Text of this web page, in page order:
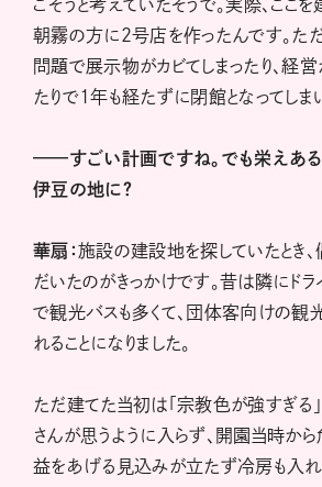
ごそうと考えていたそうで。実際、ここ
朝霧の方に2号店を作ったんです。た
問題で展示物がカビてしまったり、経営
たりで1年も経たずに閉館となってしま
——すごい計画ですね。でも栄えあ
伊豆の地に？
華扇：施設の建設地を探していたとき
だいたのがきっかけです。昔は隣にドラ
で観光バスも多くて、団体客向けの観
れることになりました。
ただ建てた当初は「宗教色が強すぎる
さんが思うように入らず、開園当時か
益をあげる見込みが立たず冷房も入れ